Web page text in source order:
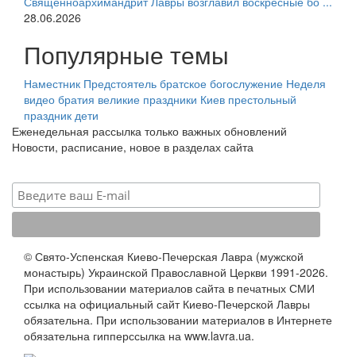
28.06.2026
Популярные темы
Наместник Предстоятель братское богослужение Неделя
видео братия великие праздники Киев престольный
праздник дети
Еженедельная рассылка только важных обновлений
Новости, расписание, новое в разделах сайта
© Свято-Успенская Киево-Печерская Лавра (мужской
монастырь) Украинской Православной Церкви 1991-2026.
При использовании материалов сайта в печатных СМИ
ссылка на официальный сайт Киево-Печерской Лавры
обязательна. При использовании материалов в Интернете
обязательна гипперссылка на www.lavra.ua.